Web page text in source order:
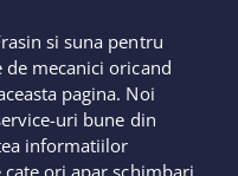
si suna pentru
mecanici oricand
pagina. Noi
uri bune din
informatiilor
ori apar schimbari.